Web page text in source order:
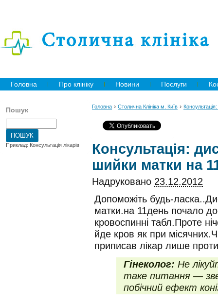
Головна Про клініку Новини Послуги
Пошук
Приклад: Консультація лікарів
Головна › Столична Клініка м. Київ ›
Консультація:
шийки матки на
Надруковано 23.12.2012
Допоможіть будь-
матки.на 11день почало
кровоспинні табл.Проте
йде кров як при
приписав лікар лише
Гінеколог: Не
таке питання —
побічний ефект